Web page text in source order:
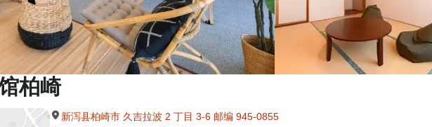
柏崎
新泻县柏崎市 久吉拉波 2 丁目 3-6 邮编 945-0855